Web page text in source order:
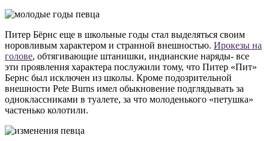
Питер Бёрнс еще в школьные годы стал выделяться своим
норовливым характером и странной внешностью. Ирокезы на
голове, обтягивающие штанишки, индианские наряды- все
эти проявления характера послужили тому, что Питер «Пит»
Бернс был исключен из школы. Кроме подозрительной
внешности Pete Burns имел обыкновение подглядывать за
одноклассниками в туалете, за что молоденького «петушка»
частенько колотили.